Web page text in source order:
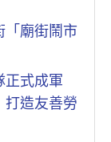
「廟街鬧市
正式成軍
打造友善勞